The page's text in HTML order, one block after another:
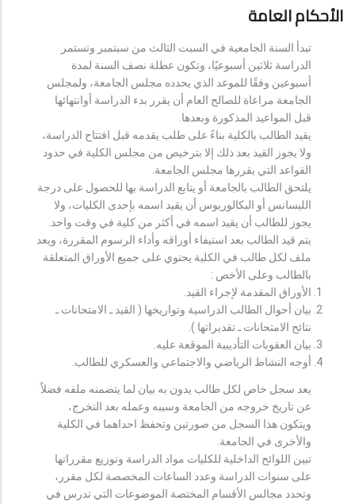
الأحكام العامة
تبدأ السنة الجامعية في السبت الثالث من سبتمبر وتستمر
الدراسة ثلاثين أسبوعيًا، وتكون عطلة نصف السنة لمدة
أسبوعين وفقًا للموعد الذي يحدده مجلس الجامعة، ولمجلس
الجامعة مراعاة للصالح العام أن يقرر بدء الدراسة أوانتهائها
قبل المواعيد المذكورة وبعدها.
يقيد الطالب بالكلية بناءً على طلب يقدمه قبل افتتاح الدراسة،
ولا يجوز القيد بعد ذلك إلا بترخيص من مجلس الكلية في حدود
القواعد التي يقررها مجلس الجامعة.
يلتحق الطالب بالجامعة أو يتابع الدراسة بها للحصول على درجة
الليسانس أو البكالوريوس أن يقيد اسمه بإحدى الكليات، ولا
يجوز للطالب أن يقيد اسمه في أكثر من كلية في وقت واحد.
يتم قيد الطالب بعد استيفاء أوراقه وأداء الرسوم المقررة، ويعد
ملف لكل طالب في الكلية يحتوي على جميع الأوراق المتعلقة
بالطالب وعلى الأخص :
الأوراق المقدمة لإجراء القيد.
بيان أحوال الطالب الدراسية وتواريخها ( القيد ـ الامتحانات ـ
نتائح الامتحانات ـ تقديراتها ).
بيان العقوبات التأديبية الموقعة عليه.
أوجه النشاط الرياضي والاجتماعي والعسكري للطالب.
يعد سجل خاص لكل طالب يدون به بيان لما يتضمنه ملفه فضلاً
عن تاريخ خروجه من الجامعة وسببه وعمله بعد التخرج،
ويتكون هذا السجل من صورتين وتحفظ احداهما في الكلية
والأخرى في الجامعة.
تبين اللوائح الداخلية للكليات مواد الدراسة وتوزيع مقرراتها
على سنوات الدراسة وعدد الساعات المخصصة لكل مقرر،
وتحدد مجالس الأقسام المختصة الموضوعات التي تدرس في